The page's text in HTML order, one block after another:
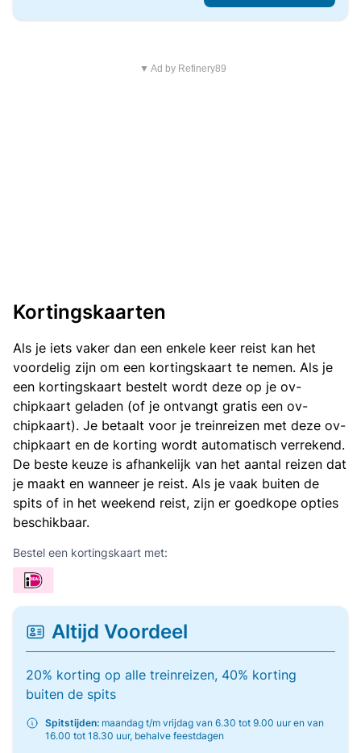
▼ Ad by Refinery89
Kortingskaarten
Als je iets vaker dan een enkele keer reist kan het
voordelig zijn om een kortingskaart te nemen. Als je
een kortingskaart bestelt wordt deze op je ov-
chipkaart geladen (of je ontvangt gratis een ov-
chipkaart). Je betaalt voor je treinreizen met deze ov-
chipkaart en de korting wordt automatisch verrekend.
De beste keuze is afhankelijk van het aantal reizen dat
je maakt en wanneer je reist. Als je vaak buiten de
spits of in het weekend reist, zijn er goedkope opties
beschikbaar.
Bestel een kortingskaart met:
Altijd Voordeel
20% korting op alle treinreizen, 40% korting
buiten de spits
Spitstijden: maandag t/m vrijdag van 6.30 tot 9.00 uur en van
16.00 tot 18.30 uur, behalve feestdagen